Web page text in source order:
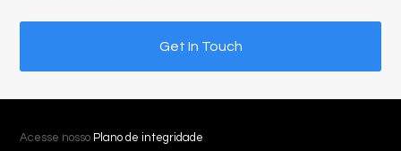
Get In Touch
Acesse nosso Plano de integridade